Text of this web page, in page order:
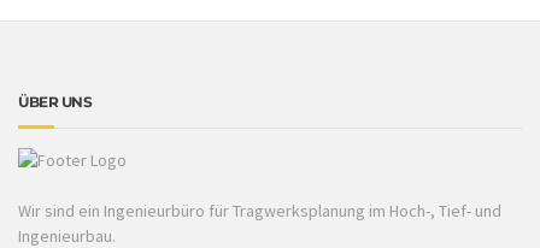
ÜBER UNS
Wir sind ein Ingenieurbüro für Tragwerksplanung im Hoch-, Tief- und
Ingenieurbau.